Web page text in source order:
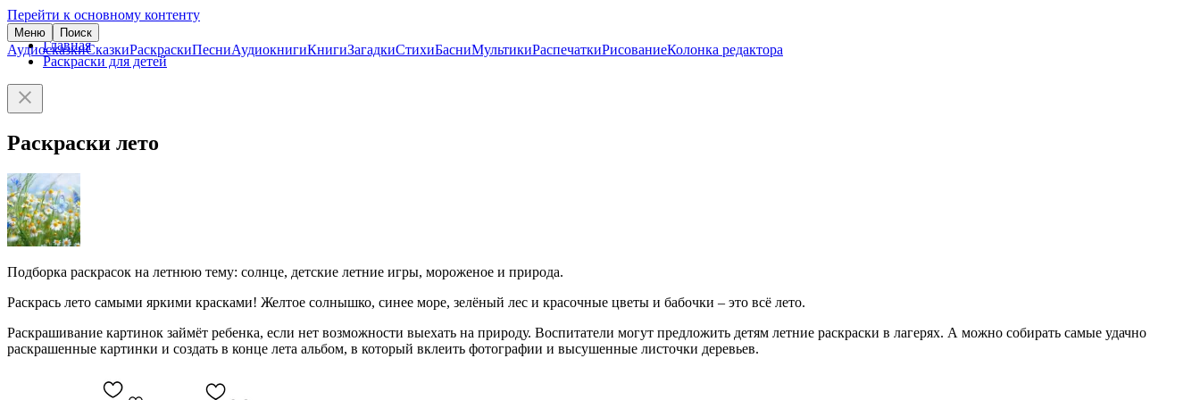
Перейти к основному контенту
Меню Поиск
АудиосказкиСказкиРаскраскиПесниАудиокнигиКнигиЗагадкиСтихиБасниМультикиРаспечаткиРисованиеКолонка редактора
Главная
Раскраски для детей
Раскраски лето
Подборка раскрасок на летнюю тему: солнце, детские летние игры, мороженое и природа.
Раскрась лето самыми яркими красками! Желтое солнышко, синее море, зелёный лес и красочные цветы и бабочки – это всё лето.
Раскрашивание картинок займёт ребенка, если нет возможности выехать на природу. Воспитатели могут предложить детям летние раскраски в лагерях. А можно собирать самые удачно
раскрашенные картинки и создать в конце лета альбом, в который вклеить фотографии и высушенные листочки деревьев.